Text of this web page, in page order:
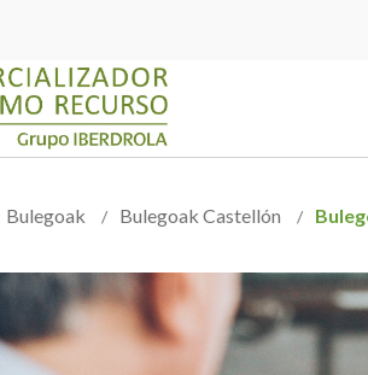
Bulegoak Bulegoak Castellón